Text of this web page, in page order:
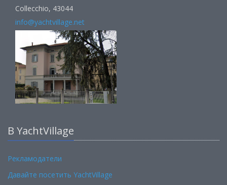
Collecchio, 43044
info@yachtvillage.net
В YachtVillage
Рекламодатели
Давайте посетить YachtVillage